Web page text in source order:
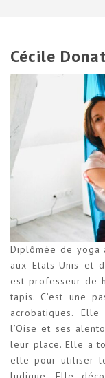
Cécile
Diplômée de yoga
aux Etats-Unis et
est professeur de
tapis. C’est une
acrobatiques.
l’Oise et ses
leur place. Elle a
elle pour utiliser